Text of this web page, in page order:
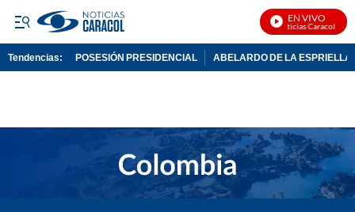
EN VIVO
Noticias Caracol En
Tendencias: POSESIÓN PRESIDENCIAL ABELARDO DE LA ESPRIELLA